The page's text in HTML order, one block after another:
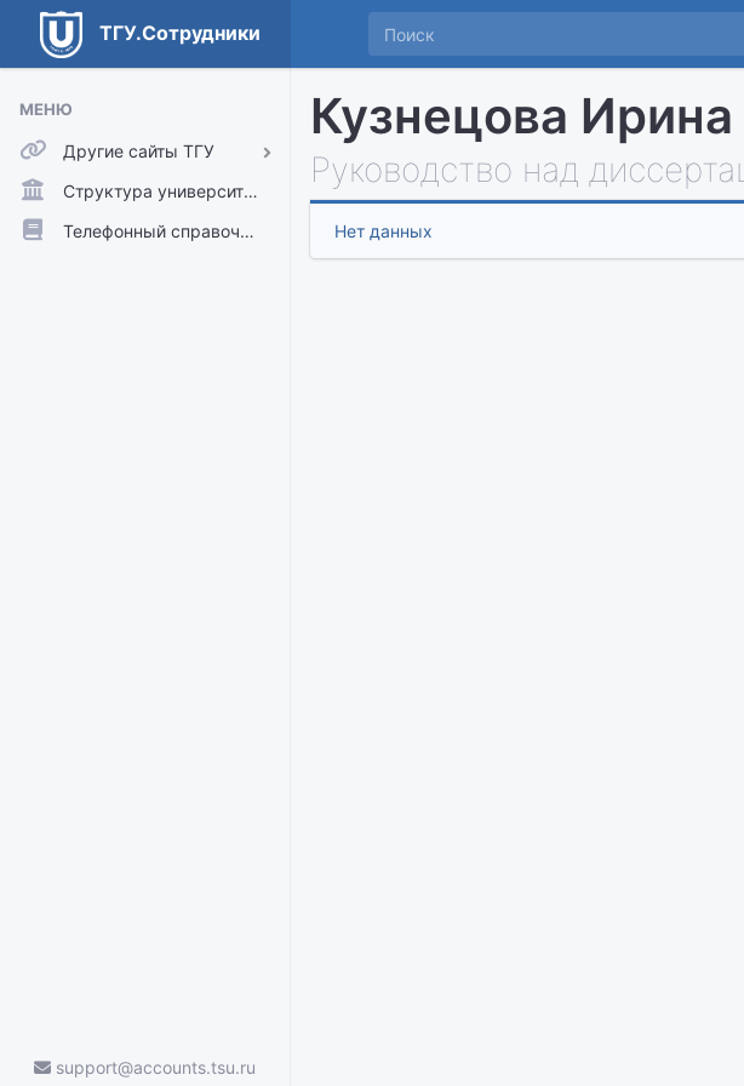
ТГУ.Сотрудники
МЕНЮ
Другие сайты ТГУ
ТГУ.Аккаунты
ТГУ.Расписание
Структура университета
Телефонный справочник
support@accounts.tsu.ru
Кузнецова
Руководство над
Нет данных